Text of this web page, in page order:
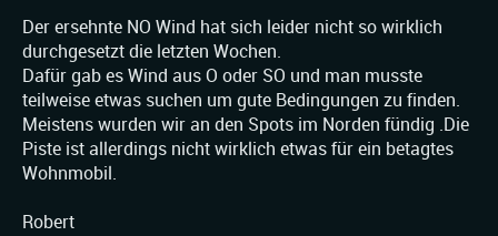
Der ersehnte NO Wind hat sich leider nicht so wirklich
durchgesetzt die letzten Wochen.
Dafür gab es Wind aus O oder SO und man musste
teilweise etwas suchen um gute Bedingungen zu finden.
Meistens wurden wir an den Spots im Norden fündig .Die
Piste ist allerdings nicht wirklich etwas für ein betagtes
Wohnmobil.
Robert